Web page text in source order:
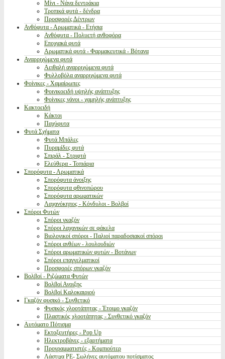
Μίνι - Νάνα δεντράκια
Τροπικά φυτά - δένδρα
Προσφορές Δέντρων
Ανθόφυτα - Αρωματικά - Ετήσια
Ανθόφυτα - Πολυετή ανθοφόρα
Εποχιακά φυτά
Αρωματικά φυτά - Φαρμακευτικά - Βότανα
Αναρριχώμενα φυτά
Αειθαλή αναρριχώμενα φυτά
Φυλλοβόλα αναρριχώμενα φυτά
Φοίνικες - Χαμαίρωπες
Φοινικοειδή υψηλής ανάπτυξης
Φοίνικες νάνοι - χαμηλής ανάπτυξης
Κακτοειδή
Κάκτοι
Παχύφυτα
Φυτά Σχήματα
Φυτά Μπάλες
Πυραμίδες φυτά
Σπιράλ - Στριφτά
Ελεύθερα - Τοπιάρια
Σπορόφυτα - Αρωματικά
Σπορόφυτα άνοιξης
Σπορόφυτα φθινοπώρου
Σπορόφυτα αρωματικών
Λαχανόκηπος - Κόνδυλοι - Βολβοί
Σπόροι Φυτών
Σπόροι γκαζόν
Σπόροι λαχανικών σε φάκελα
Βιολογικοί σπόροι - Παλιοί παραδοσιακοί σπόροι
Σπόροι ανθέων - λουλουδιών
Σπόροι αρωματικών φυτών - Βοτάνων
Σπόροι επαγγελματικοί
Προσφορές σπόρων γκαζόν
Βολβοί - Ριζώματα Φυτών
Βολβοί Ανοιξης
Βολβοί Καλοκαιριού
Γκαζόν φυσικό - Συνθετικό
Φυσικός χλοοτάπητας - Έτοιμο γκαζόν
Πλαστικός χλοοτάπητας - Συνθετικό γκαζόν
Αυτόματο Πότισμα
Εκτοξευτήρες - Pop Up
Ηλεκτροβάνες - εξαρτήματα
Προγραμματιστές - Κομπιούτερ
Λάστιχα PE- Σωλήνες αυτόματου ποτίσματος